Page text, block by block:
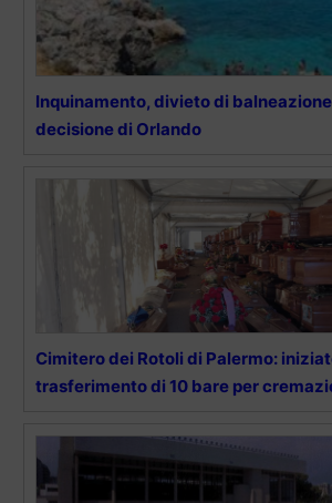
Inquinamento, divieto di balneazione
decisione di Orlando
Cimitero dei Rotoli di Palermo:
trasferimento di 10 bare per